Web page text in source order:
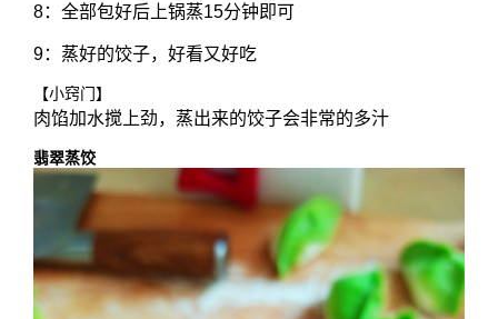
8：全部包好后上锅蒸15分钟即可
9：蒸好的饺子，好看又好吃
【小窍门】
肉馅加水搅上劲，蒸出来的饺子会非常的多汁
翡翠蒸饺